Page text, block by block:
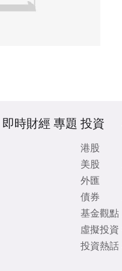
即時財經 專題 投資
港股
美股
外匯
債券
基金觀點
虛擬投資
投資熱話